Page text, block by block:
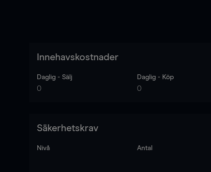
Innehavskostnader
Daglig - Sälj
0
Daglig - Köp
0
Säkerhetskrav
Nivå Antal